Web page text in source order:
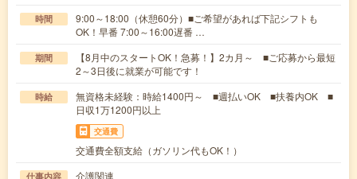
時間
9:00～18:00（休憩60分）■ご希望があれば下記シフトも
OK！早番 7:00～16:00遅番 …
期間
【8月中のスタートOK！急募！】2カ月～ ■ご応募から最短
2～3日後に就業が可能です！
時給
無資格未経験：時給1400円～ ■週払いOK ■扶養内OK ■
日収1万1200円以上
交通費
交通費全額支給（ガソリン代もOK！）
仕事内容 介護関連